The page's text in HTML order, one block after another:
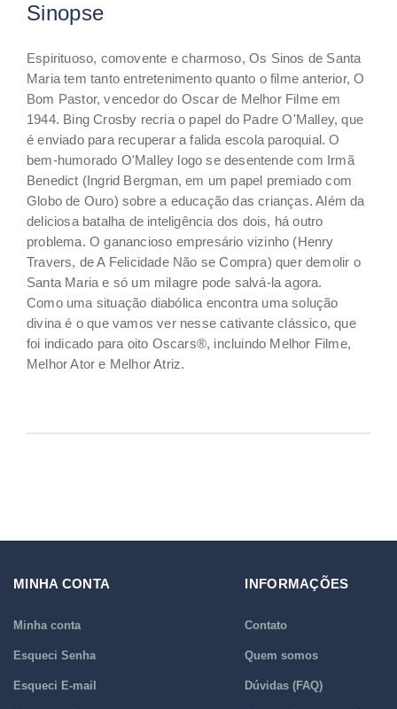
Sinopse
Espirituoso, comovente e charmoso, Os Sinos de Santa
Maria tem tanto entretenimento quanto o filme anterior, O
Bom Pastor, vencedor do Oscar de Melhor Filme em
1944. Bing Crosby recria o papel do Padre O'Malley, que
é enviado para recuperar a falida escola paroquial. O
bem-humorado O'Malley logo se desentende com Irmã
Benedict (Ingrid Bergman, em um papel premiado com
Globo de Ouro) sobre a educação das crianças. Além da
deliciosa batalha de inteligência dos dois, há outro
problema. O ganancioso empresário vizinho (Henry
Travers, de A Felicidade Não se Compra) quer demolir o
Santa Maria e só um milagre pode salvá-la agora.
Como uma situação diabólica encontra uma solução
divina é o que vamos ver nesse cativante clássico, que
foi indicado para oito Oscars®, incluindo Melhor Filme,
Melhor Ator e Melhor Atriz.
MINHA CONTA
Minha conta
Esqueci Senha
Esqueci E-mail
INFORMAÇÕES
Contato
Quem somos
Dúvidas (FAQ)